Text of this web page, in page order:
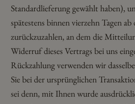
Standardlieferung gewählt haben),
spätestens binnen vierzehn Tagen ab
zurückzuzahlen, an dem die
Widerruf dieses Vertrags bei uns
Rückzahlung verwenden wir
Sie bei der ursprünglichen
sei denn, mit Ihnen wurde